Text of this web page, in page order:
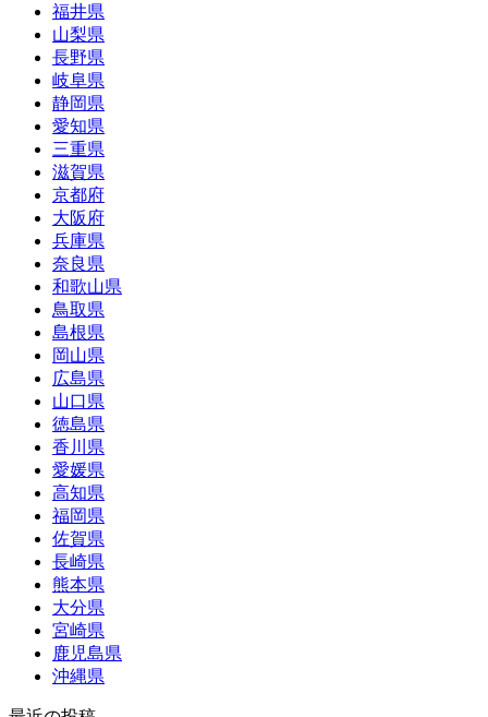
福井県
山梨県
長野県
岐阜県
静岡県
愛知県
三重県
滋賀県
京都府
大阪府
兵庫県
奈良県
和歌山県
鳥取県
島根県
岡山県
広島県
山口県
徳島県
香川県
愛媛県
高知県
福岡県
佐賀県
長崎県
熊本県
大分県
宮崎県
鹿児島県
沖縄県